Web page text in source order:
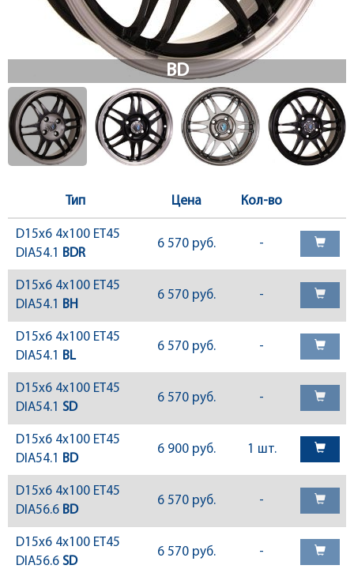
Тип Цена Кол-во
D15x6 4x100 ET45
DIA54.1 BDR
6 570 руб. -
D15x6 4x100 ET45
DIA54.1 BH
6 570 руб. -
D15x6 4x100 ET45
DIA54.1 BL
6 570 руб. -
D15x6 4x100 ET45
DIA54.1 SD
6 570 руб. -
D15x6 4x100 ET45
DIA54.1 BD
6 900 руб. 1 шт.
D15x6 4x100 ET45
DIA56.6 BD
6 570 руб. -
D15x6 4x100 ET45
DIA56.6 SD
6 570 руб. -